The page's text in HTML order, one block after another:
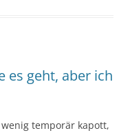
es geht, aber ich
temporär kapott,